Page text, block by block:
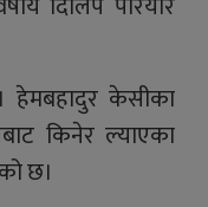
हेमबहादुर केसीका
किनेर ल्याएका
छ।